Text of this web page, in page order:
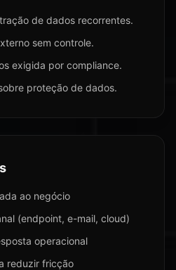
de dados recorrentes.
sem controle.
exigida por compliance.
proteção de dados.
ao negócio
(endpoint, e-mail, cloud)
operacional
reduzir fricção